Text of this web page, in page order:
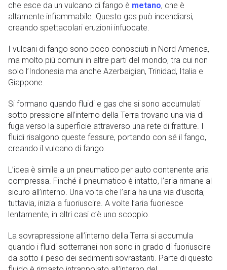
che esce da un vulcano di fango è metano, che è
altamente infiammabile. Questo gas può incendiarsi,
creando spettacolari eruzioni infuocate.
I vulcani di fango sono poco conosciuti in Nord America,
ma molto più comuni in altre parti del mondo, tra cui non
solo l’Indonesia ma anche Azerbaigian, Trinidad, Italia e
Giappone.
Si formano quando fluidi e gas che si sono accumulati
sotto pressione all’interno della Terra trovano una via di
fuga verso la superficie attraverso una rete di fratture. I
fluidi risalgono queste fessure, portando con sé il fango,
creando il vulcano di fango.
L’idea è simile a un pneumatico per auto contenente aria
compressa. Finché il pneumatico è intatto, l’aria rimane al
sicuro all’interno. Una volta che l’aria ha una via d’uscita,
tuttavia, inizia a fuoriuscire. A volte l’aria fuoriesce
lentamente, in altri casi c’è uno scoppio.
La sovrapressione all’interno della Terra si accumula
quando i fluidi sotterranei non sono in grado di fuoriuscire
da sotto il peso dei sedimenti sovrastanti. Parte di questo